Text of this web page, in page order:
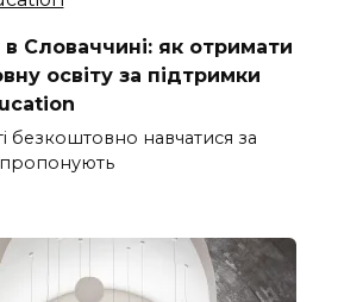
Словаччині: як отримати
освіту за підтримки
безкоштовно навчатися за